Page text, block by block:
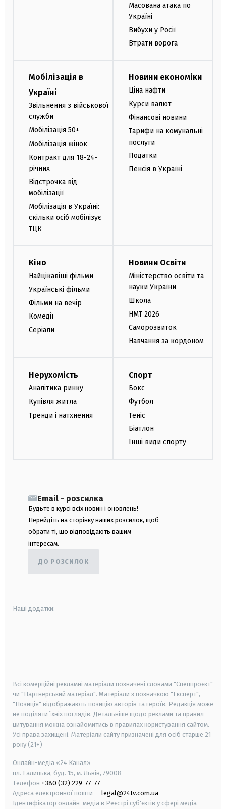
Масована атака по
Україні
Вибухи у Росії
Втрати ворога
Мобілізація в
Україні
Звільнення з військової
служби
Мобілізація 50+
Мобілізація жінок
Контракт для 18-24-
річних
Відстрочка від
мобілізації
Мобілізація в Україні:
скільки осіб мобілізує
ТЦК
Новини економіки
Ціна нафти
Курси валют
Фінансові новини
Тарифи на комунальні
послуги
Податки
Пенсія в Україні
Кіно
Найцікавіші фільми
Українські фільми
Фільми на вечір
Комедії
Серіали
Новини Освіти
Міністерство освіти та
науки України
Школа
НМТ 2026
Саморозвиток
Навчання за кордоном
Нерухомість
Аналітика ринку
Купівля житла
Тренди і натхнення
Спорт
Бокс
Футбол
Теніс
Біатлон
Інші види спорту
Email - розсилка
Будьте в курсі всіх новин і оновлень!
Перейдіть на сторінку наших розсилок, щоб
обрати ті, що відповідають вашим
інтересам.
ДО РОЗСИЛОК
Наші додатки:
Всі комерційні рекламні матеріали позначені словами "Спецпроєкт"
чи "Партнерський матеріал". Матеріали з позначкою "Експерт",
"Позиція" відображають позицію авторів та героїв. Редакція може
не поділяти їхніх поглядів. Детальніше щодо реклами та правил
цитування можна ознайомитись в правилах користування сайтом.
Усі права захищені. Матеріали сайту призначені для осіб старше 21
року (21+)
Онлайн-медіа «24 Канал»
пл. Галицька, буд. 15, м. Львів, 79008
Телефон +380 (32) 229-77-77
Адреса електронної пошти — legal@24tv.com.ua
Ідентифікатор онлайн-медіа в Реєстрі суб'єктів у сфері медіа —